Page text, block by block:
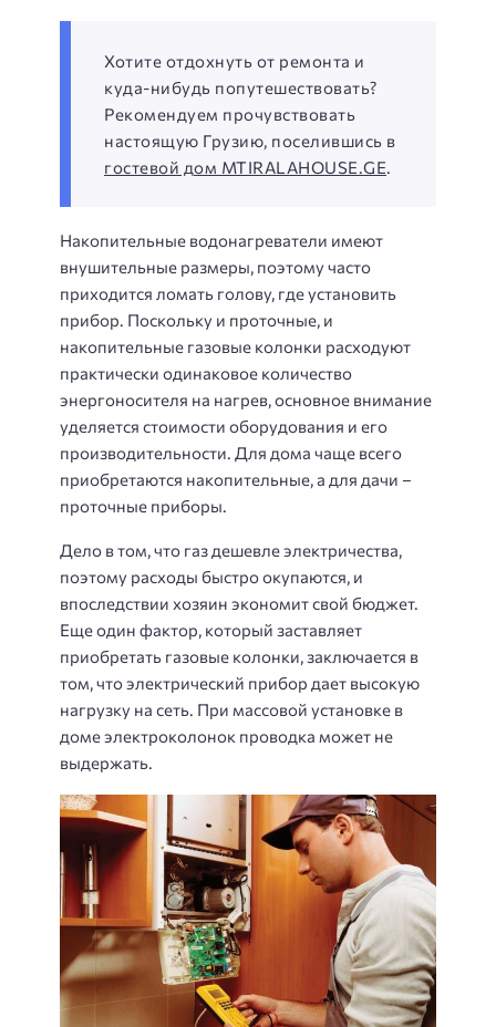
Хотите отдохнуть от ремонта и
куда-нибудь попутешествовать?
Рекомендуем прочувствовать
настоящую Грузию, поселившись в
гостевой дом MTIRALAHOUSE.GE.
Накопительные водонагреватели имеют
внушительные размеры, поэтому часто
приходится ломать голову, где установить
прибор. Поскольку и проточные, и
накопительные газовые колонки расходуют
практически одинаковое количество
энергоносителя на нагрев, основное внимание
уделяется стоимости оборудования и его
производительности. Для дома чаще всего
приобретаются накопительные, а для дачи –
проточные приборы.
Дело в том, что газ дешевле электричества,
поэтому расходы быстро окупаются, и
впоследствии хозяин экономит свой бюджет.
Еще один фактор, который заставляет
приобретать газовые колонки, заключается в
том, что электрический прибор дает высокую
нагрузку на сеть. При массовой установке в
доме электроколонок проводка может не
выдержать.